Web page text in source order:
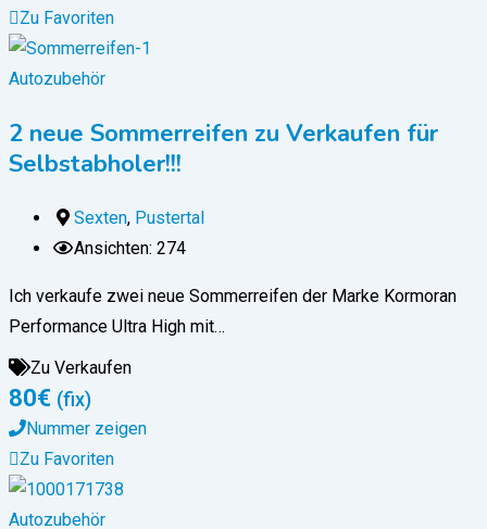
Zu Favoriten
Autozubehör
2 neue Sommerreifen zu Verkaufen für
Selbstabholer!!!
Sexten, Pustertal
Ansichten: 274
Ich verkaufe zwei neue Sommerreifen der Marke Kormoran
Performance Ultra High mit…
Zu Verkaufen
80€ (fix)
Nummer zeigen
Zu Favoriten
Autozubehör